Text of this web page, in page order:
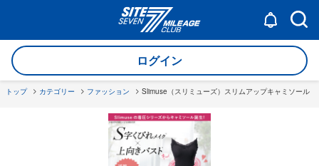
ログイン
トップ カテゴリー ファッション Slimuse（スリミューズ）スリムアップキャミソール